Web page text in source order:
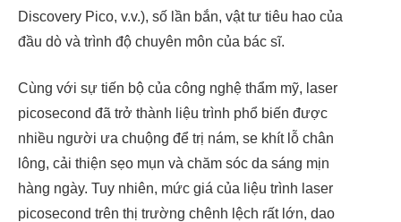
Discovery Pico, v.v.), số lần bắn, vật tư tiêu hao của
đầu dò và trình độ chuyên môn của bác sĩ.
Cùng với sự tiến bộ của công nghệ thẩm mỹ, laser
picosecond đã trở thành liệu trình phổ biến được
nhiều người ưa chuộng để trị nám, se khít lỗ chân
lông, cải thiện sẹo mụn và chăm sóc da sáng mịn
hàng ngày. Tuy nhiên, mức giá của liệu trình laser
picosecond trên thị trường chênh lệch rất lớn, dao